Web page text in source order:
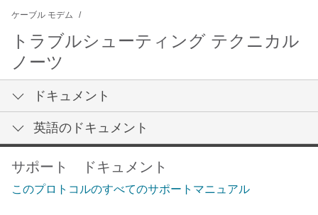
ケーブル モデム
トラブルシューティング テクニカル
ノーツ
ドキュメント
英語のドキュメント
サポート ドキュメント
このプロトコルのすべてのサポートマニュアル